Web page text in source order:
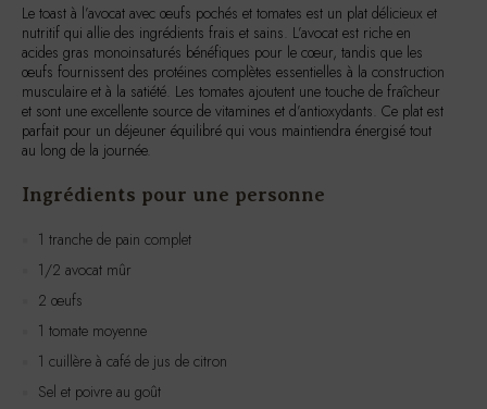
Le toast à l’avocat avec œufs pochés et tomates est un plat délicieux et
nutritif qui allie des ingrédients frais et sains. L’avocat est riche en
acides gras monoinsaturés bénéfiques pour le cœur, tandis que les
œufs fournissent des protéines complètes essentielles à la construction
musculaire et à la satiété. Les tomates ajoutent une touche de fraîcheur
et sont une excellente source de vitamines et d’antioxydants. Ce plat est
parfait pour un déjeuner équilibré qui vous maintiendra énergisé tout
au long de la journée.
Ingrédients pour une personne
1 tranche de pain complet
1/2 avocat mûr
2 œufs
1 tomate moyenne
1 cuillère à café de jus de citron
Sel et poivre au goût